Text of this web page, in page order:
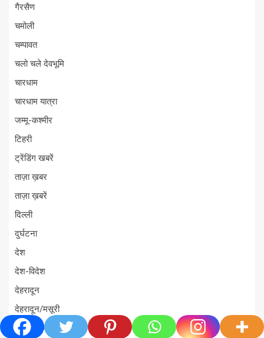
गैरसैण
चमोली
चम्पावत
चलो चले देवभूमि
चारधाम
चारधाम यात्रा
जम्मू-कश्मीर
टिहरी
ट्रेंडिंग खबरें
ताज़ा ख़बर
ताज़ा ख़बरें
दिल्ली
दुर्घटना
देश
देश-विदेश
देहरादून
देहरादून/मसूरी
धर्म-संस्कृति